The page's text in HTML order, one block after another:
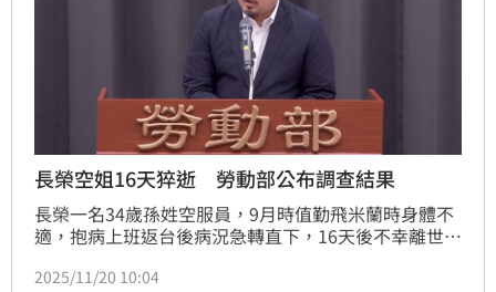
長榮空姐16天猝逝 勞動部公布調查結果
長榮一名34歲孫姓空服員，9月時值勤飛米蘭時身體不
適，抱病上班返台後病況急轉直下，16天後不幸離世。
勞動部長洪申翰上午接受媒體訪問時，說明調查結果。
2025/11/20 10:04